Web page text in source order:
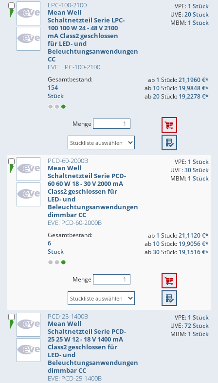
LPC-100-2100
Mean Well
Schaltnetzteil Serie LPC-
100 100 W 24 - 48 V 2100
mA Class2 geschlossen
für LED- und
Beleuchtungsanwendungen
CC
EVE: LPC-100-2100
VPE: 1 Stück
UVE:20 Stück
MBM: 1 Stück
Gesamtbestand:
154
Stück
ab 1 Stück:21,1960 €*
ab 10Stück: 19,9848 €*
ab20Stück: 19,2278 €*
Menge
PCD-60-2000B
Mean Well
Schaltnetzteil Serie PCD-
60 60 W 18 - 30 V 2000 mA
Class2 geschlossen für
LED- und
Beleuchtungsanwendungen
dimmbar CC
EVE: PCD-60-2000B
VPE: 1 Stück
UVE:30 Stück
MBM: 1 Stück
Gesamtbestand:
6
Stück
ab 1 Stück:21,1120 €*
ab 10Stück: 19,9056 €*
ab30Stück: 19,1516 €*
Menge
PCD-25-1400B
Mean Well
Schaltnetzteil Serie PCD-
25 25 W 12 - 18 V 1400 mA
Class2 geschlossen für
LED- und
Beleuchtungsanwendungen
dimmbar CC
EVE: PCD-25-1400B
VPE: 1 Stück
UVE:72 Stück
MBM: 1 Stück